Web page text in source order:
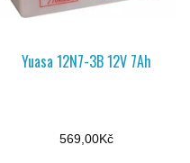
Yuasa 12N7-3B 12V 7Ah
569,00Kč